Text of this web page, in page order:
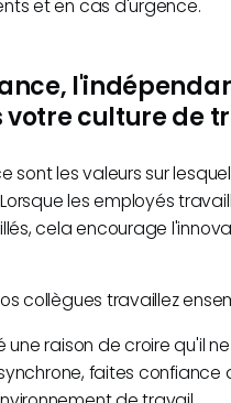
et en cas d'urgence.
culture de
sont les valeurs sur
les employés
cela encourage
collègues travaillez
une raison de croire qu'il
faites confiance